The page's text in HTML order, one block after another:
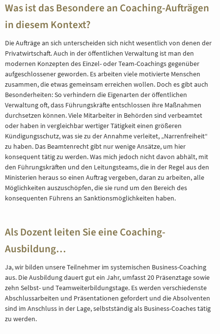
Was ist das Besondere an Coaching-Aufträgen
in diesem Kontext?
Die Aufträge an sich unterscheiden sich nicht wesentlich von denen der
Privatwirtschaft. Auch in der öffentlichen Verwaltung ist man den
modernen Konzepten des Einzel- oder Team-Coachings gegenüber
aufgeschlossener geworden. Es arbeiten viele motivierte Menschen
zusammen, die etwas gemeinsam erreichen wollen. Doch es gibt auch
Besonderheiten: So verhindern die Eigenarten der öffentlichen
Verwaltung oft, dass Führungskräfte entschlossen ihre Maßnahmen
durchsetzen können. Viele Mitarbeiter in Behörden sind verbeamtet
oder haben in vergleichbar wertiger Tätigkeit einen größeren
Kündigungsschutz, was sie zu der Annahme verleitet, „Narrenfreiheit“
zu haben. Das Beamtenrecht gibt nur wenige Ansätze, um hier
konsequent tätig zu werden. Was mich jedoch nicht davon abhält, mit
den Führungskräften und den Leitungsteams, die in der Regel aus den
Ministerien heraus so einen Auftrag vergeben, daran zu arbeiten, alle
Möglichkeiten auszuschöpfen, die sie rund um den Bereich des
konsequenten Führens an Sanktionsmöglichkeiten haben.
Als Dozent leiten Sie eine Coaching-
Ausbildung…
Ja, wir bilden unsere Teilnehmer im systemischen Business-Coaching
aus. Die Ausbildung dauert gut ein Jahr, umfasst 20 Präsenztage sowie
zehn Selbst- und Teamweiterbildungstage. Es werden verschiedenste
Abschlussarbeiten und Präsentationen gefordert und die Absolventen
sind im Anschluss in der Lage, selbstständig als Business-Coaches tätig
zu werden.